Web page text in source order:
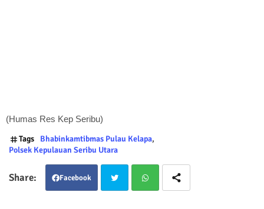
(Humas Res Kep Seribu)
Tags
Bhabinkamtibmas Pulau Kelapa
Polsek Kepulauan Seribu Utara
Facebook